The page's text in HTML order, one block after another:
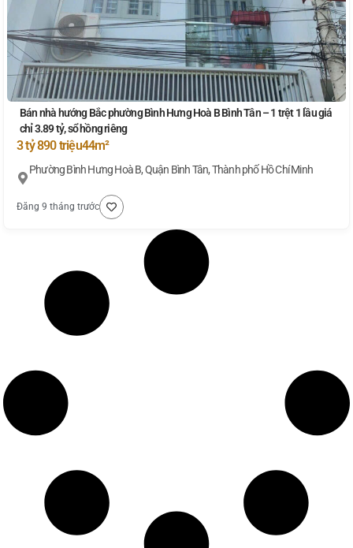
Bán nhà hướng Bắc phường Bình Hưng Hoà B Bình Tân – 1 trệt 1 lầu giá
chỉ 3.89 tỷ, sổ hồng riêng
3 tỷ 890 triệu44m²
Phường Bình Hưng Hoà B, Quận Bình Tân, Thành phố Hồ Chí Minh
Đăng 9 tháng trước